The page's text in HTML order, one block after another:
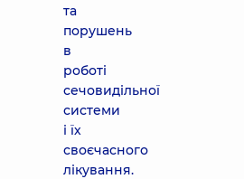
та
порушень
в
роботі
сечовидільної
системи
і їх
своєчасного
лікування.